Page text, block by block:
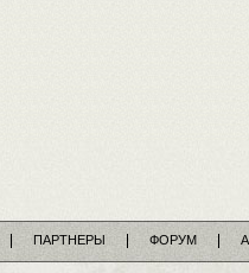
ПАРТНЕРЫ ФОРУМ